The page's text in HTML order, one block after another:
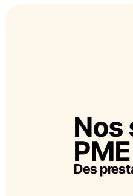
Nos
Des